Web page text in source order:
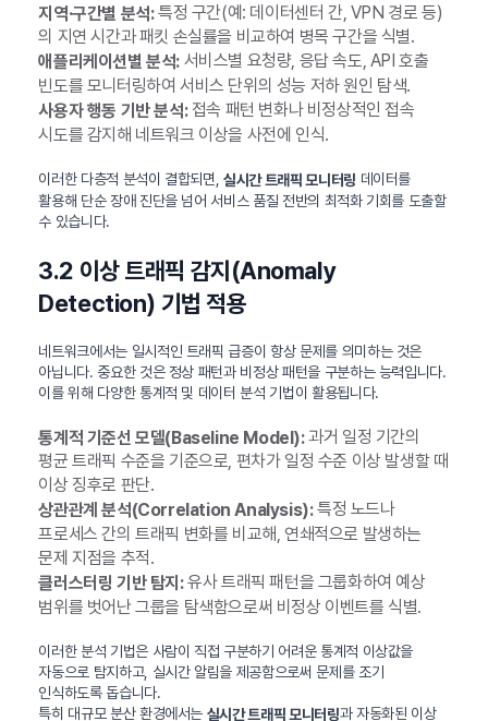
지역·구간별 분석:특정 구간(예: 데이터센터 간, VPN 경로 등)
의 지연 시간과 패킷 손실률을 비교하여 병목 구간을 식별.
애플리케이션별 분석:서비스별 요청량, 응답 속도, API 호출
빈도를 모니터링하여 서비스 단위의 성능 저하 원인 탐색.
사용자 행동 기반 분석:접속 패턴 변화나 비정상적인 접속
시도를 감지해 네트워크 이상을 사전에 인식.
이러한 다층적 분석이 결합되면,실시간 트래픽 모니터링 데이터를
활용해 단순 장애 진단을 넘어 서비스 품질 전반의 최적화 기회를 도출할
수 있습니다.
3.2 이상 트래픽 감지(Anomaly
Detection) 기법 적용
네트워크에서는 일시적인 트래픽 급증이 항상 문제를 의미하는 것은
아닙니다. 중요한 것은 정상 패턴과 비정상 패턴을 구분하는 능력입니다.
이를 위해 다양한 통계적 및 데이터 분석 기법이 활용됩니다.
통계적 기준선 모델(Baseline Model):과거 일정 기간의
평균 트래픽 수준을 기준으로, 편차가 일정 수준 이상 발생할 때
이상 징후로 판단.
상관관계 분석(Correlation Analysis):특정 노드나
프로세스 간의 트래픽 변화를 비교해, 연쇄적으로 발생하는
문제 지점을 추적.
클러스터링 기반 탐지:유사 트래픽 패턴을 그룹화하여 예상
범위를 벗어난 그룹을 탐색함으로써 비정상 이벤트를 식별.
이러한 분석 기법은 사람이 직접 구분하기 어려운 통계적 이상값을
자동으로 탐지하고, 실시간 알림을 제공함으로써 문제를 조기
인식하도록 돕습니다.
특히 대규모 분산 환경에서는 실시간 트래픽 모니터링과 자동화된 이상